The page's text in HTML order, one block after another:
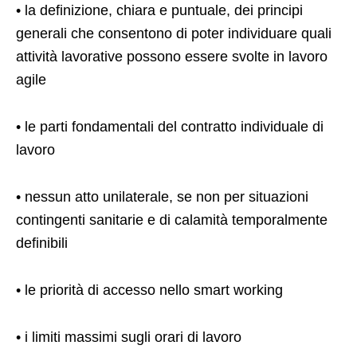
• la definizione, chiara e puntuale, dei principi
generali che consentono di poter individuare quali
attività lavorative possono essere svolte in lavoro
agile
• le parti fondamentali del contratto individuale di
lavoro
• nessun atto unilaterale, se non per situazioni
contingenti sanitarie e di calamità temporalmente
definibili
• le priorità di accesso nello smart working
• i limiti massimi sugli orari di lavoro